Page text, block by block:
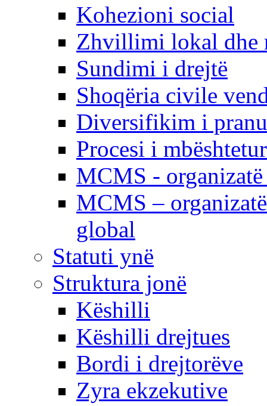
Kohezioni social
Zhvillimi lokal dhe
Sundimi i drejtë
Shoqëria civile
Diversifikim i
Procesi i
MCMS -
MCMS –
global
Statuti ynë
Struktura jonë
Këshilli
Këshilli drejtues
Bordi i drejtorëve
Zyra ekzekutive